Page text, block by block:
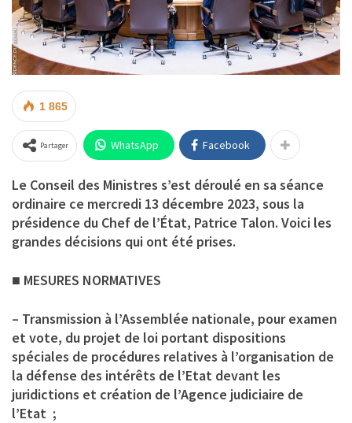
1 865
Partager WhatsApp Facebook
Le Conseil des Ministres s’est déroulé en sa séance
ordinaire ce mercredi 13 décembre 2023, sous la
présidence du Chef de l’État, Patrice Talon. Voici les
grandes décisions qui ont été prises.
■ MESURES NORMATIVES
– Transmission à l’Assemblée nationale, pour examen
et vote, du projet de loi portant dispositions
spéciales de procédures relatives à l’organisation de
la défense des intérêts de l’Etat devant les
juridictions et création de l’Agence judiciaire de
l’Etat ;